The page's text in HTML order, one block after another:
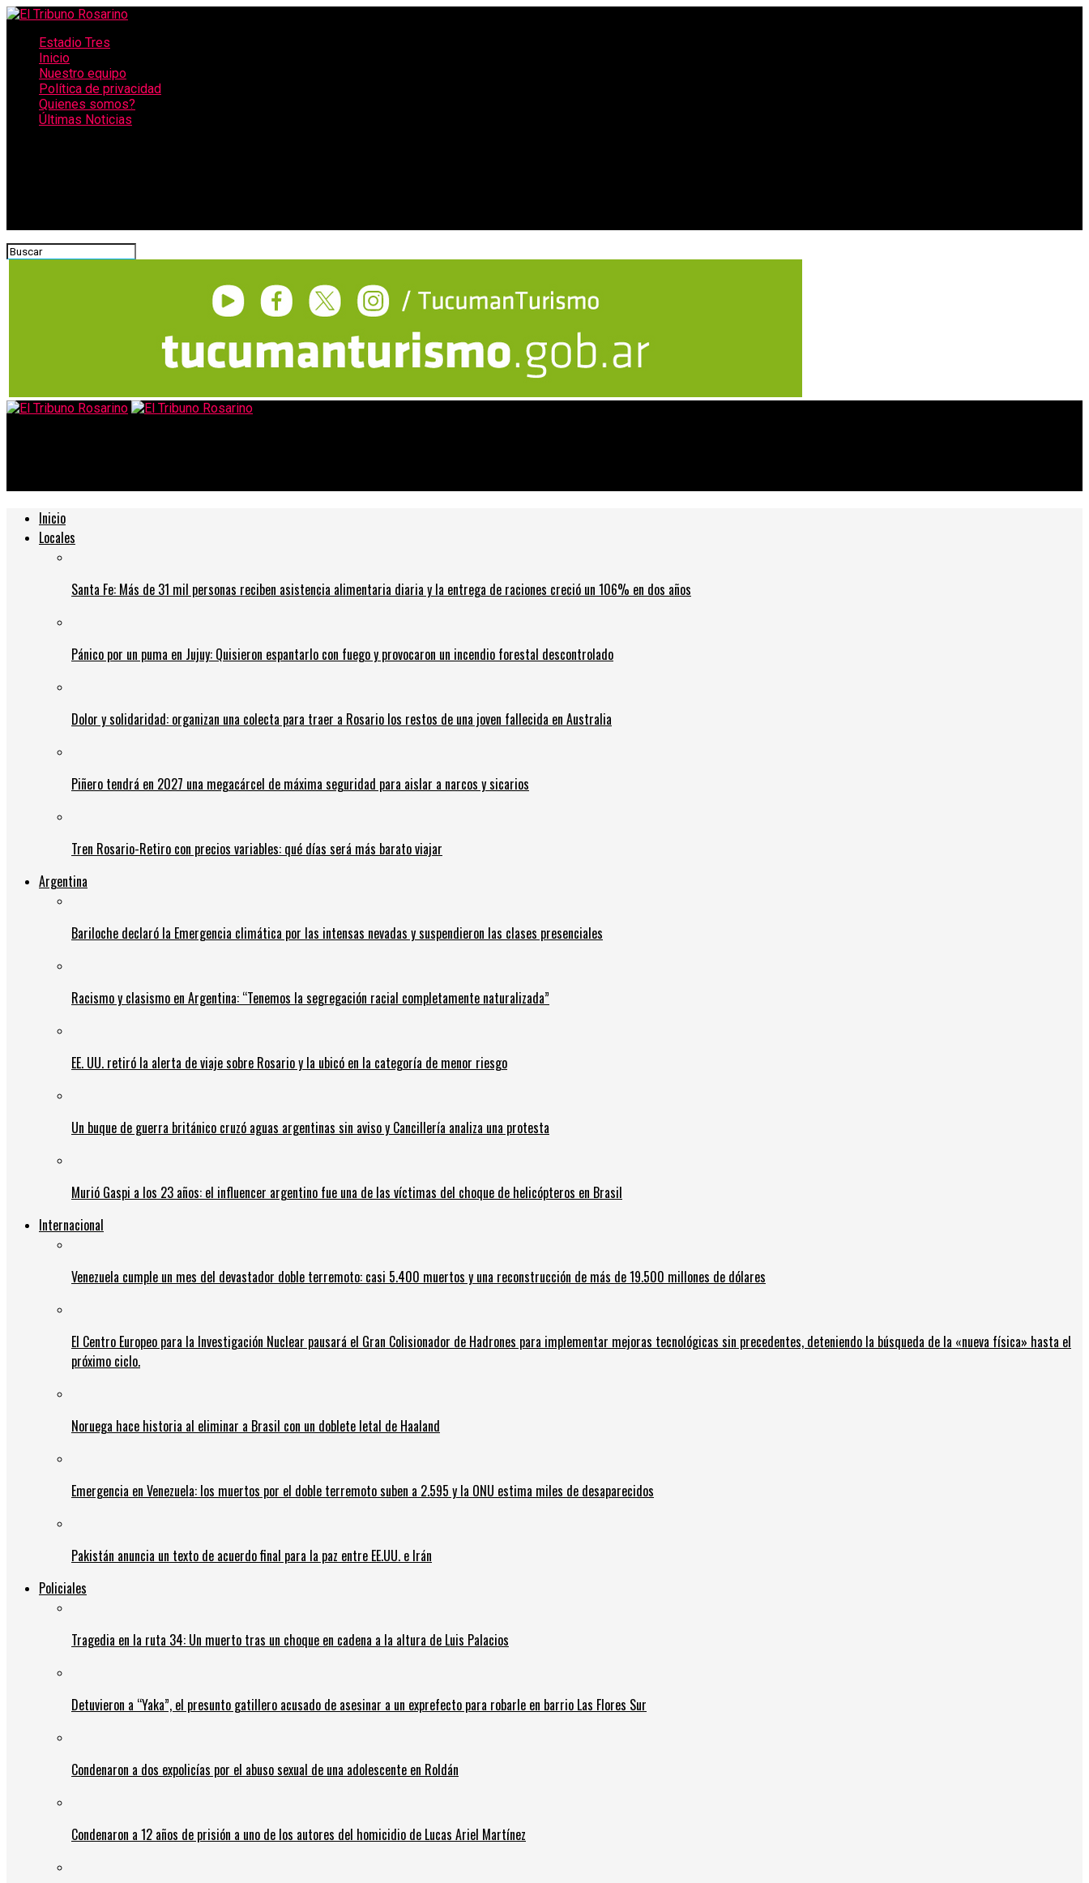
Estadio Tres
Inicio
Nuestro equipo
Política de privacidad
Quienes somos?
Últimas Noticias
Inicio
Locales
Santa Fe: Más de 31 mil personas reciben asistencia alimentaria diaria y la entrega de raciones creció un 106% en dos años
Pánico por un puma en Jujuy: Quisieron espantarlo con fuego y provocaron un incendio forestal descontrolado
Dolor y solidaridad: organizan una colecta para traer a Rosario los restos de una joven fallecida en Australia
Piñero tendrá en 2027 una megacárcel de máxima seguridad para aislar a narcos y sicarios
Tren Rosario-Retiro con precios variables: qué días será más barato viajar
Argentina
Bariloche declaró la Emergencia climática por las intensas nevadas y suspendieron las clases presenciales
Racismo y clasismo en Argentina: “Tenemos la segregación racial completamente naturalizada”
EE. UU. retiró la alerta de viaje sobre Rosario y la ubicó en la categoría de menor riesgo
Un buque de guerra británico cruzó aguas argentinas sin aviso y Cancillería analiza una protesta
Murió Gaspi a los 23 años: el influencer argentino fue una de las víctimas del choque de helicópteros en Brasil
Internacional
Venezuela cumple un mes del devastador doble terremoto: casi 5.400 muertos y una reconstrucción de más de 19.500 millones de dólares
El Centro Europeo para la Investigación Nuclear pausará el Gran Colisionador de Hadrones para implementar mejoras tecnológicas sin precedentes, deteniendo la búsqueda de la «nueva física» hasta el
próximo ciclo.
Noruega hace historia al eliminar a Brasil con un doblete letal de Haaland
Emergencia en Venezuela: los muertos por el doble terremoto suben a 2.595 y la ONU estima miles de desaparecidos
Pakistán anuncia un texto de acuerdo final para la paz entre EE.UU. e Irán
Policiales
Tragedia en la ruta 34: Un muerto tras un choque en cadena a la altura de Luis Palacios
Detuvieron a “Yaka”, el presunto gatillero acusado de asesinar a un exprefecto para robarle en barrio Las Flores Sur
Condenaron a dos expolicías por el abuso sexual de una adolescente en Roldán
Condenaron a 12 años de prisión a uno de los autores del homicidio de Lucas Ariel Martínez